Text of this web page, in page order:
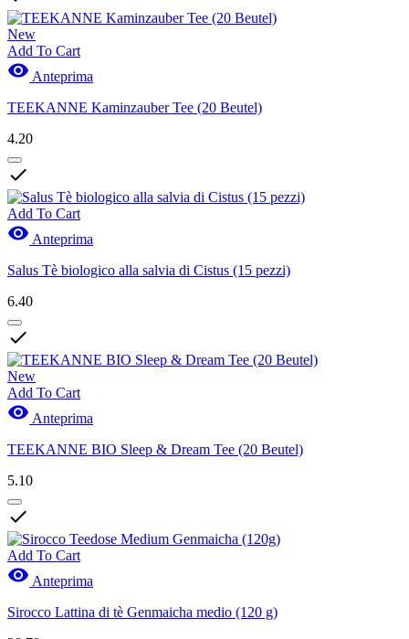
New
Add To Cart
 Anteprima
TEEKANNE Kaminzauber Tee (20 Beutel)
4.20

Add To Cart
 Anteprima
Salus Tè biologico alla salvia di Cistus (15 pezzi)
6.40

New
Add To Cart
 Anteprima
TEEKANNE BIO Sleep & Dream Tee (20 Beutel)
5.10

Add To Cart
 Anteprima
Sirocco Lattina di tè Genmaicha medio (120 g)